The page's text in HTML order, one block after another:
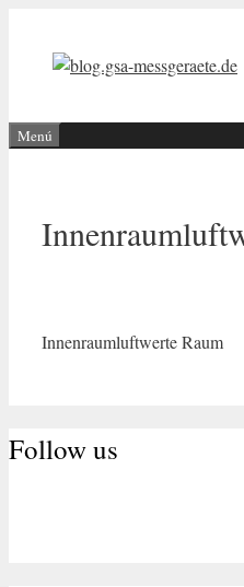
contenido
Menú
Innenraumluftwerte Raum
Follow us